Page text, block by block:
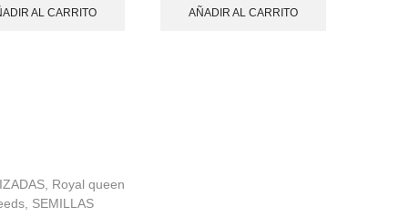
AL CARRITO AÑADIR AL CARRITO
, Royal queen
, SEMILLAS